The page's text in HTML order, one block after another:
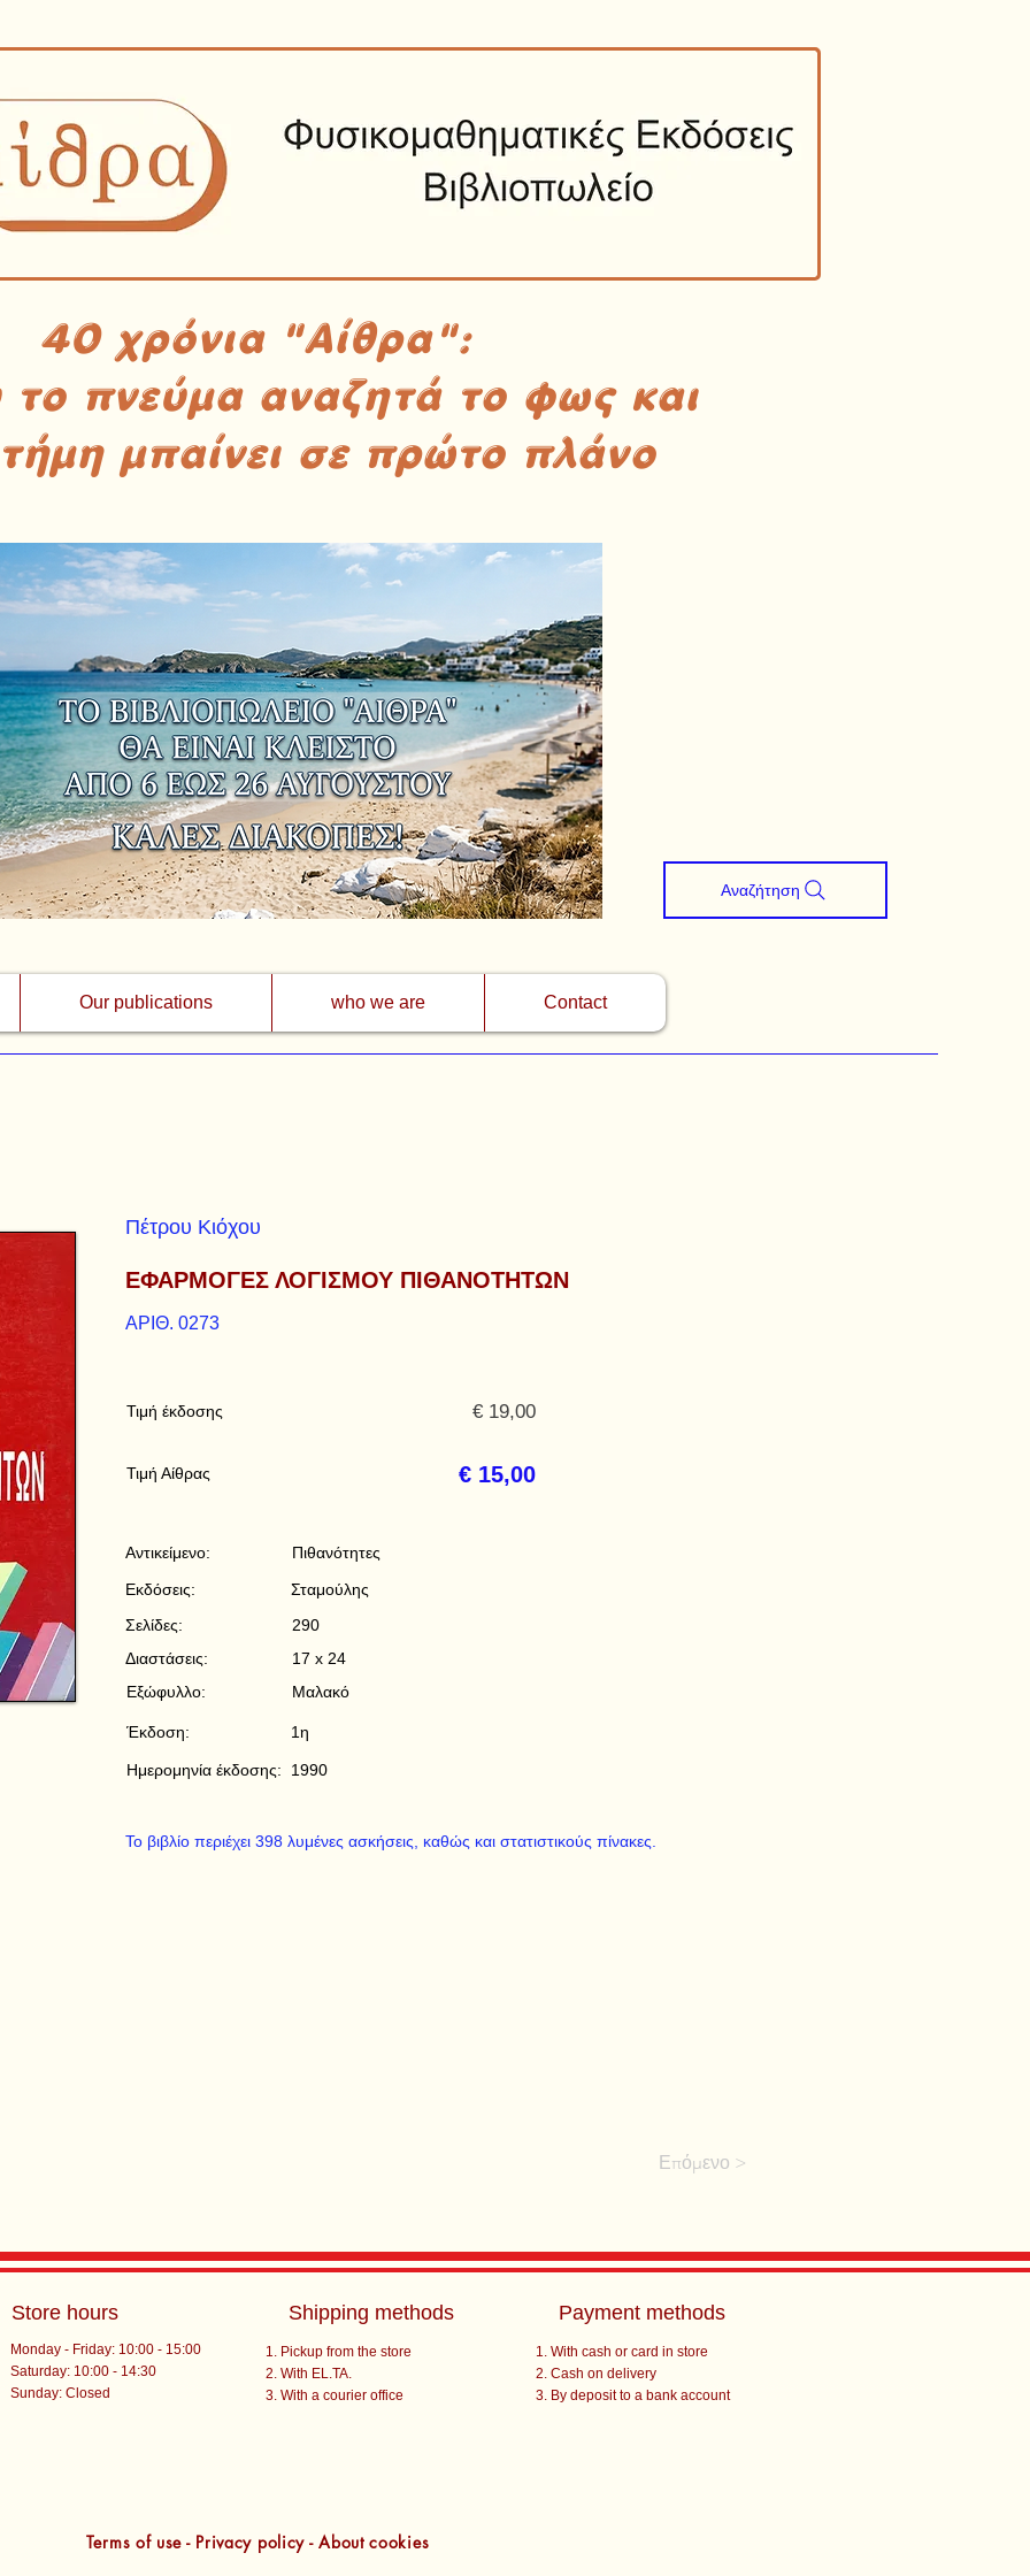
40 χρόνια "Αίθρα":
το πνεύμα αναζητά το φως και
μπαίνει σε πρώτο πλάνο
Our publications who we are Contact
Αναζήτηση
Πέτρου Κιόχου
ΕΦΑΡΜΟΓΕΣ ΛΟΓΙΣΜΟΥ ΠΙΘΑΝΟΤΗΤΩΝ
ΑΡΙΘ. 0273
Τιμή έκδοσης
Τιμή Αίθρας
€ 19,00
€ 15,00
Πιθανότητες
Σταμούλης
290
17 x 24
Μαλακό
1η
1990
Αντικείμενο:
Εκδόσεις:
Σελίδες:
Διαστάσεις:
Εξώφυλλο:
Έκδοση:
Ημερομηνία έκδοσης:
Το βιβλίο περιέχει 398 λυμένες ασκήσεις, καθώς και στατιστικούς πίνακες.
Επόμενο >
Store hours
Monday - Friday: 10:00 - 15:00
Saturday: 10:00 - 14:30
​Sunday: Closed
Shipping methods
Pickup from the store
With EL.TA.
With a courier office
Payment methods
With cash or card in store
Cash on delivery
By deposit to a bank account
Terms of use - Privacy policy - About cookies